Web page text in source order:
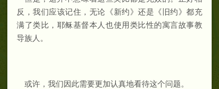
反，我们应该记住，无论《新约》还是《旧约》都充
满了类比，耶稣基督本人也使用类比性的寓言故事教
导族人。
或许，我们因此需要更加认真地看待这个问题。